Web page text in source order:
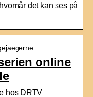
det kan ses på
online
hos DRTV